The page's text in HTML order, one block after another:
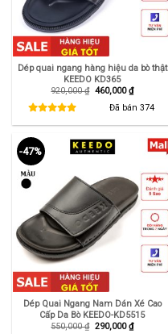
Dép quai ngang hàng hiệu da bò thật
KEEDO KD365
920,000₫ Giá
460,000₫Giá
hiện
tại
Đã bán 374
-47%
Dép Quai Ngang Nam Dán Xé Cao
Cấp Da Bò KEEDO-KD5515
550,000₫ Giá
290,000₫Giá